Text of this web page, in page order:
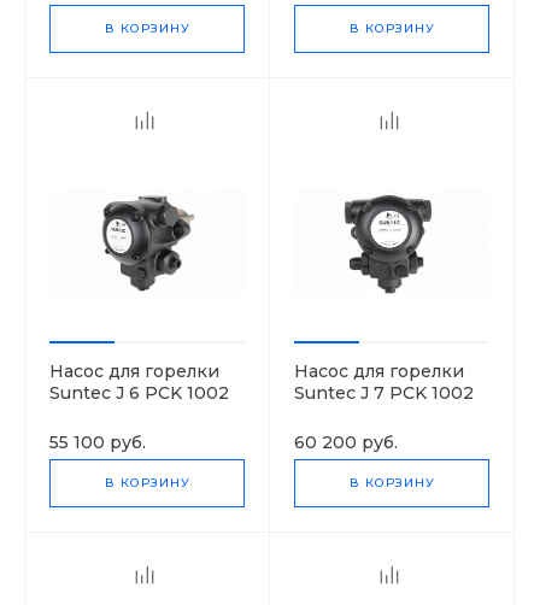
В КОРЗИНУ В КОРЗИНУ
Насос для горелки
Suntec J 6 PCK 1002
55 100 руб.
В КОРЗИНУ
Насос для горелки
Suntec J 7 PCK 1002
60 200 руб.
В КОРЗИНУ